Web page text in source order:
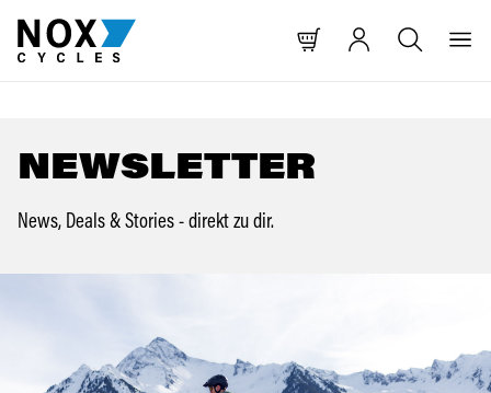
SPRINGEN
SPRINGENSPRINGEN
NEWSLETTER
News, Deals & Stories - direkt zu dir.